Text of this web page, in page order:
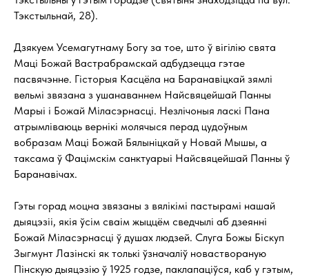
Тэкстыльнай, 28).
Дзякуем Усемагутнаму Богу за тое, што ў вігілію свята
Маці Божай Вастрабрамскай адбудзецца гэтае
пасвячэнне. Гісторыя Касцёла на Баранавіцкай зямлі
вельмі звязана з ушанаваннем Найсвяцейшай Панны
Марыі і Божай Міласэрнасці. Незлічоныя ласкі Пана
атрымліваюць вернікі молячыся перад цудоўным
вобразам Маці Божай Бялыніцкай у Новай Мышы, а
таксама ў Фацімскім санктуарыі Найсвяцейшай Панны ў
Баранавічах.
Гэты горад моцна звязаны з вялікімі пастырамі нашай
дыяцэзіі, якія ўсім сваім жыццём сведчылі аб дзеянні
Божай Міласэрнасці ў душах людзей. Слуга Божы Біскуп
Зыгмунт Лазінскі як толькі ўзначаліў новаствораную
Пінскую дыяцэзію ў 1925 годзе, паклапаціўся, каб у гэтым,